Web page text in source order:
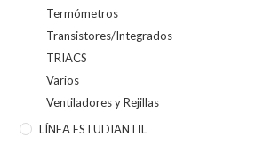
Termómetros
Transistores/Integrados
TRIACS
Varios
Ventiladores y Rejillas
LÍNEA ESTUDIANTIL